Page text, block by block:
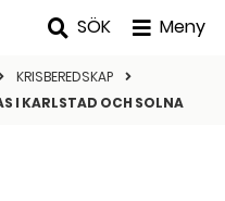
SÖK Meny
KRISBEREDSKAP
I KARLSTAD OCH SOLNA